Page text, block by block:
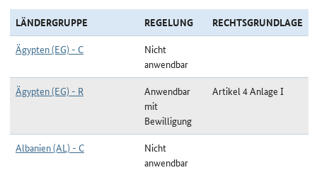
LÄNDERGRUPPE REGELUNG
RECHTSGRUNDLAGE
Ägypten (EG) - C
Nicht
anwendbar
Ägypten (EG) - R
Anwendbar
mit
Bewilligung
Artikel 4 Anlage I
Albanien (AL) - C
Nicht
anwendbar